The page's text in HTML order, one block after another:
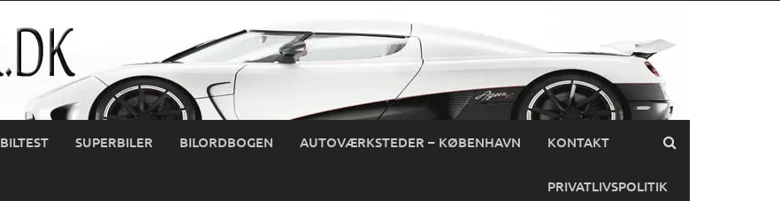
BILTEST SUPERBILER BILORDBOGEN AUTOVÆRKSTEDER – KØBENHAVN KONTAKT
PRIVATLIVSPOLITIK